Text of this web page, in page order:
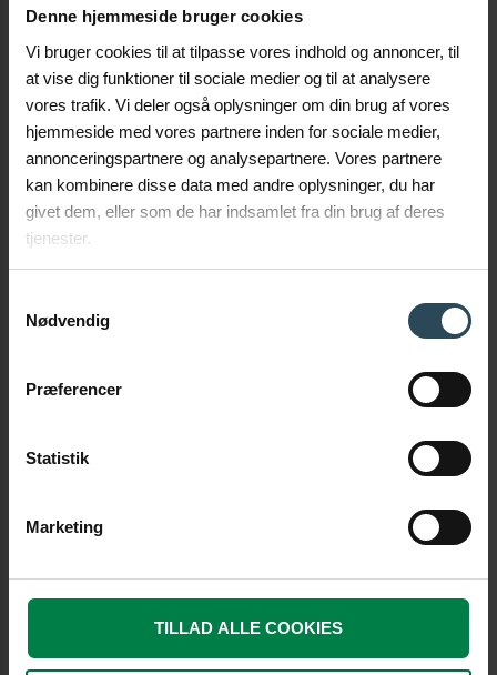
Denne hjemmeside bruger cookies
Vi bruger cookies til at tilpasse vores indhold og annoncer, til
at vise dig funktioner til sociale medier og til at analysere
vores trafik. Vi deler også oplysninger om din brug af vores
hjemmeside med vores partnere inden for sociale medier,
annonceringspartnere og analysepartnere. Vores partnere
kan kombinere disse data med andre oplysninger, du har
givet dem, eller som de har indsamlet fra din brug af deres
tjenester.
Nødvendig
Præferencer
Statistik
Marketing
TILLAD ALLE COOKIES
Skontaktuj się z nami
Czy masz pytania dotyczące naszych produktów, rozwiązań lub
wymiarowaniem? Zapraszamy do kontaktu. Wypełnij poniższy
formularz, a my skontaktujemy się z Tobą tak szybko jak to